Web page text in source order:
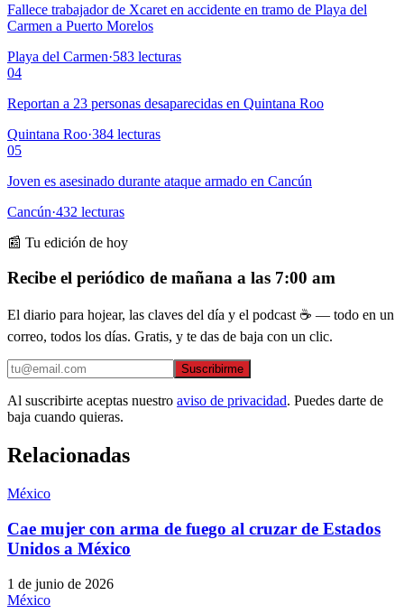
Fallece trabajador de Xcaret en accidente en tramo de Playa del
Carmen a Puerto Morelos
Playa del Carmen·583 lecturas
04
Reportan a 23 personas desaparecidas en Quintana Roo
Quintana Roo·384 lecturas
05
Joven es asesinado durante ataque armado en Cancún
Cancún·432 lecturas
📰 Tu edición de hoy
Recibe el periódico de mañana a las 7:00 am
El diario para hojear, las claves del día y el podcast ☕ — todo en un
correo, todos los días. Gratis, y te das de baja con un clic.
Suscribirme
Al suscribirte aceptas nuestro aviso de privacidad. Puedes darte de
baja cuando quieras.
Relacionadas
México
Cae mujer con arma de fuego al cruzar de Estados
Unidos a México
1 de junio de 2026
México